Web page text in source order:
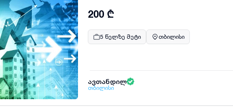
200 ₾
5 წელზე მეტი თბილისი
ავთანდილ
თბილისი